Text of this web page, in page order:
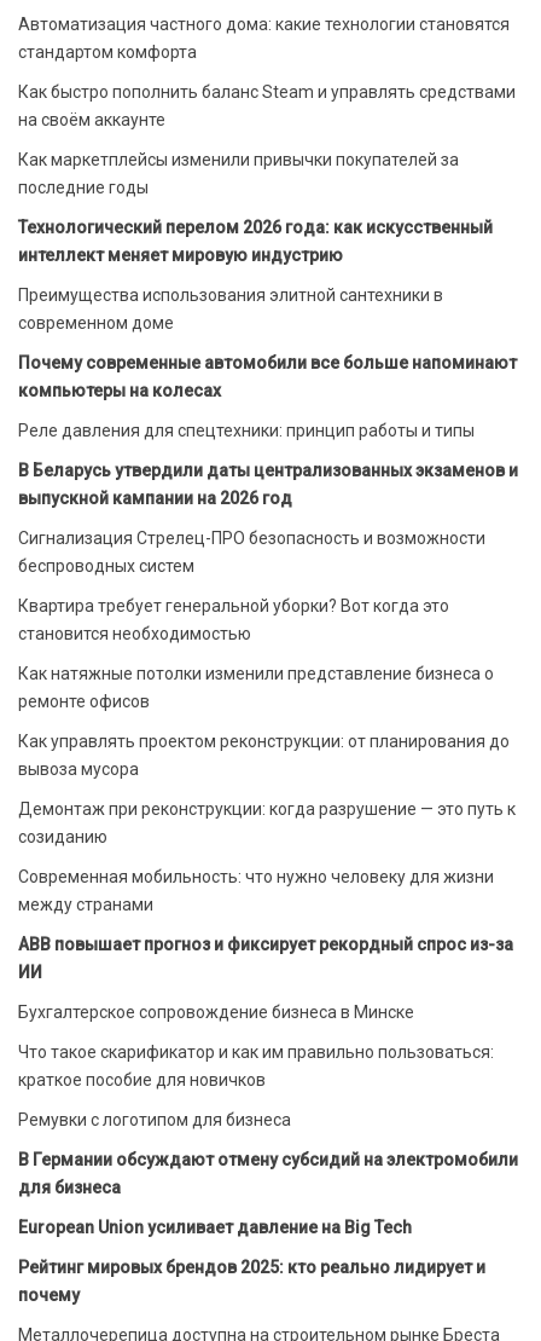
Автоматизация частного дома: какие технологии становятся
стандартом комфорта
Как быстро пополнить баланс Steam и управлять средствами
на своём аккаунте
Как маркетплейсы изменили привычки покупателей за
последние годы
Технологический перелом 2026 года: как искусственный
интеллект меняет мировую индустрию
Преимущества использования элитной сантехники в
современном доме
Почему современные автомобили все больше напоминают
компьютеры на колесах
Реле давления для спецтехники: принцип работы и типы
В Беларусь утвердили даты централизованных экзаменов и
выпускной кампании на 2026 год
Сигнализация Стрелец-ПРО безопасность и возможности
беспроводных систем
Квартира требует генеральной уборки? Вот когда это
становится необходимостью
Как натяжные потолки изменили представление бизнеса о
ремонте офисов
Как управлять проектом реконструкции: от планирования до
вывоза мусора
Демонтаж при реконструкции: когда разрушение — это путь к
созиданию
Современная мобильность: что нужно человеку для жизни
между странами
ABB повышает прогноз и фиксирует рекордный спрос из-за
ИИ
Бухгалтерское сопровождение бизнеса в Минске
Что такое скарификатор и как им правильно пользоваться:
краткое пособие для новичков
Ремувки с логотипом для бизнеса
В Германии обсуждают отмену субсидий на электромобили
для бизнеса
European Union усиливает давление на Big Tech
Рейтинг мировых брендов 2025: кто реально лидирует и
почему
Металлочерепица доступна на строительном рынке Бреста